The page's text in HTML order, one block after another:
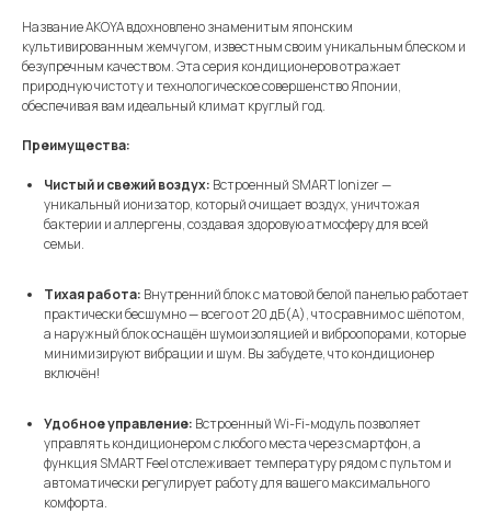
Название AKOYA вдохновлено знаменитым японским
культивированным жемчугом, известным своим уникальным блеском и
безупречным качеством. Эта серия кондиционеров отражает
природную чистоту и технологическое совершенство Японии,
обеспечивая вам идеальный климат круглый год.
Преимущества:
Чистый и свежий воздух: Встроенный SMART Ionizer —
уникальный ионизатор, который очищает воздух, уничтожая
бактерии и аллергены, создавая здоровую атмосферу для всей
семьи.
Тихая работа: Внутренний блок с матовой белой панелью работает
практически бесшумно — всего от 20 дБ(А), что сравнимо с шёпотом,
а наружный блок оснащён шумоизоляцией и виброопорами, которые
минимизируют вибрации и шум. Вы забудете, что кондиционер
включён!
Удобное управление: Встроенный Wi-Fi-модуль позволяет
управлять кондиционером с любого места через смартфон, а
функция SMART Feel отслеживает температуру рядом с пультом и
автоматически регулирует работу для вашего максимального
комфорта.